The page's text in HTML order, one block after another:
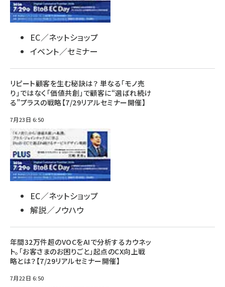
EC／ネットショップ
イベント／セミナー
リピート顧客を生む秘訣は？ 単なる「モノ売
り」ではなく「価値共創」で顧客に“選ばれ続け
る”プラスの戦略【7/29リアルセミナー開催】
7月23日 6:50
EC／ネットショップ
解説／ノウハウ
年間32万件超のVOCをAIで分析するカウネッ
ト。「お客さまのお困りごと」起点のCX向上戦
略とは？【7/29リアルセミナー開催】
7月22日 6:50